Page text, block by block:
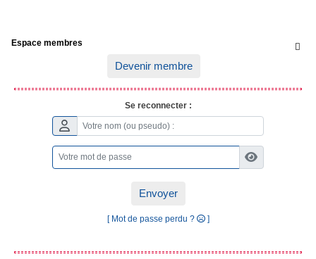

Espace membres
Devenir membre
Se reconnecter :
Envoyer
[ Mot de passe perdu ? ]